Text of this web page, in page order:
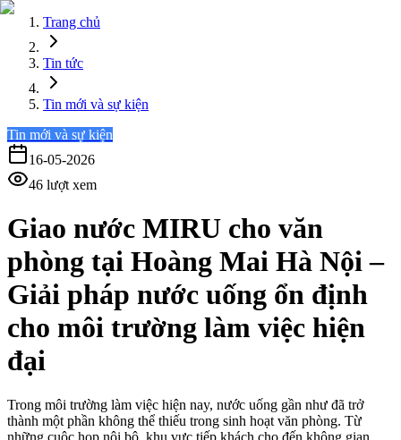
Trang chủ
Tin tức
Tin mới và sự kiện
Tin mới và sự kiện
16-05-2026
46 lượt xem
Giao nước MIRU cho văn
phòng tại Hoàng Mai Hà Nội –
Giải pháp nước uống ổn định
cho môi trường làm việc hiện
đại
Trong môi trường làm việc hiện nay, nước uống gần như đã trở
thành một phần không thể thiếu trong sinh hoạt văn phòng. Từ
những cuộc họp nội bộ, khu vực tiếp khách cho đến không gian